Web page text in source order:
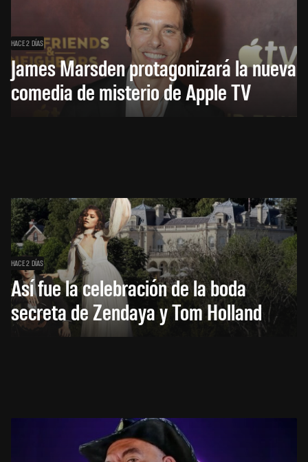
HACE 2 DÍAS
James Marsden protagonizará la nueva
comedia de misterio de Apple TV
HACE 2 DÍAS
Así fue la celebración de la boda
secreta de Zendaya y Tom Holland